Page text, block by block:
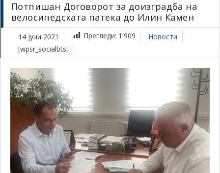
Потпишан Договорот за доизградба на
велосипедската патека до Илин Камен
14 јуни 2021 Прегледи: 1.909
Новости
[wpsr_socialbts]